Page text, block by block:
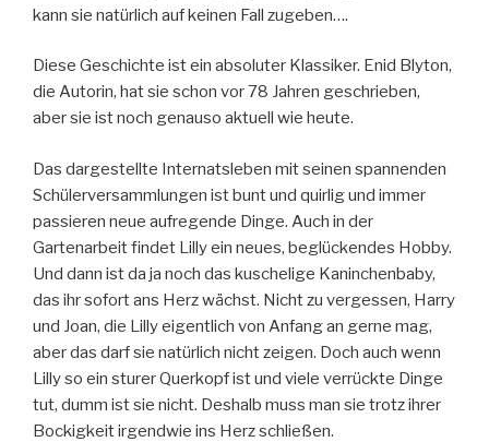
kann sie natürlich auf keinen Fall zugeben….
Diese Geschichte ist ein absoluter Klassiker. Enid Blyton,
die Autorin, hat sie schon vor 78 Jahren geschrieben,
aber sie ist noch genauso aktuell wie heute.
Das dargestellte Internatsleben mit seinen spannenden
Schülerversammlungen ist bunt und quirlig und immer
passieren neue aufregende Dinge. Auch in der
Gartenarbeit findet Lilly ein neues, beglückendes Hobby.
Und dann ist da ja noch das kuschelige Kaninchenbaby,
das ihr sofort ans Herz wächst. Nicht zu vergessen, Harry
und Joan, die Lilly eigentlich von Anfang an gerne mag,
aber das darf sie natürlich nicht zeigen. Doch auch wenn
Lilly so ein sturer Querkopf ist und viele verrückte Dinge
tut, dumm ist sie nicht. Deshalb muss man sie trotz ihrer
Bockigkeit irgendwie ins Herz schließen.